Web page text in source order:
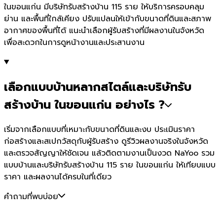
ในขอนแก่น มีบริษัทรับสร้างบ้าน 115 ราย ให้บริการครอบคลุม
ย่าน และพื้นที่ใกล้เคียง ปรับแปลนให้เข้ากับขนาดที่ดินและสภาพ
อากาศของพื้นที่ได้ แนะนำเลือกผู้รับสร้างที่มีผลงานในจังหวัด
เพื่อสะดวกในการดูหน้างานและประสานงาน
เลือกแบบบ้านหลากสไตล์และบริษัทรับ
สร้างบ้าน ในขอนแก่น อย่างไร ?
เริ่มจากเลือกแบบที่เหมาะกับขนาดที่ดินและงบ ประเมินราคา
ก่อสร้างและสเปกวัสดุกับผู้รับสร้าง ดูรีวิวผลงานจริงในจังหวัด
และตรวจสัญญาให้ชัดเจน แล้วติดตามงานเป็นงวด NaYoo รวม
แบบบ้านและบริษัทรับสร้างบ้าน 115 ราย ในขอนแก่น ให้เทียบแบบ
ราคา และผลงานได้ครบในที่เดียว
คำถามที่พบบ่อย